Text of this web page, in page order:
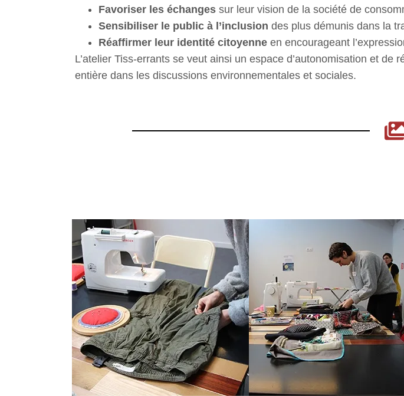
Favoriser les échanges sur leur vision de la société de
Sensibiliser le public à l’inclusion des plus démunis dans la
Réaffirmer leur identité citoyenne en encourageant
L’atelier Tiss-errants se veut ainsi un espace d’autonomisation et
entière dans les discussions environnementales et sociales.